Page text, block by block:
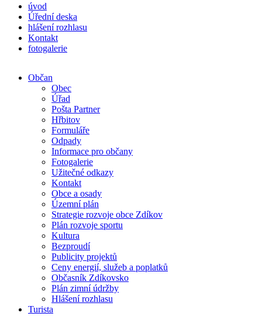
úvod
Úřední deska
hlášení rozhlasu
Kontakt
fotogalerie
Občan
Obec
Úřad
Pošta Partner
Hřbitov
Formuláře
Odpady
Informace pro občany
Fotogalerie
Užitečné odkazy
Kontakt
Obce a osady
Územní plán
Strategie rozvoje obce Zdíkov
Plán rozvoje sportu
Kultura
Bezproudí
Publicity projektů
Ceny energií, služeb a poplatků
Občasník Zdíkovsko
Plán zimní údržby
Hlášení rozhlasu
Turista